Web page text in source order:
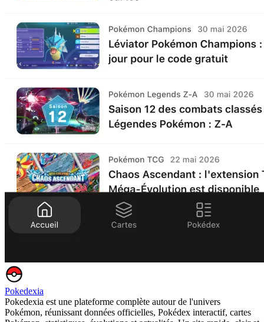
Pokedexia
Pokedexia est une plateforme complète autour de l'univers
Pokémon, réunissant données officielles, Pokédex interactif, cartes